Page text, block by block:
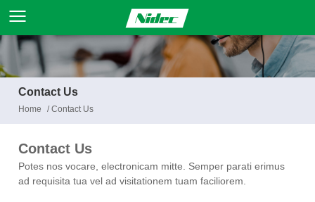
Contact Us
Home /Contact Us
Contact Us
Potes nos vocare, electronicam mitte. Semper parati erimus
ad requisita tua vel ad visitationem tuam faciliorem.